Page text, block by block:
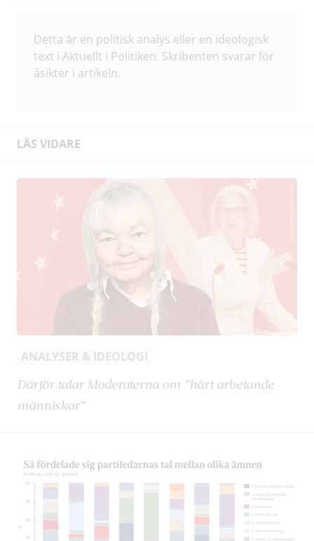
Detta är en politisk analys eller en ideologisk
text i Aktuellt i Politiken. Skribenten svarar för
åsikter i artikeln.
LÄS VIDARE
ANALYSER & IDEOLOGI
Därför talar Moderaterna om ”hårt arbetande
människor”